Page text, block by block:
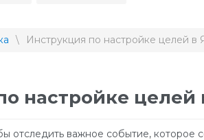
Инструкция по настройке целей в
настройке
отследить важное событие,